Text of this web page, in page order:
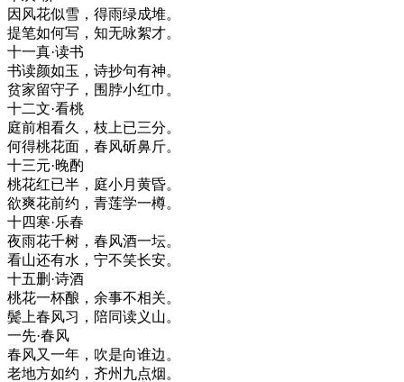
因风花似雪，得雨绿成堆。
提笔如何写，知无咏絮才。
十一真·读书
书读颜如玉，诗抄句有神。
贫家留守子，围脖小红巾。
十二文·看桃
庭前相看久，枝上已三分。
何得桃花面，春风斫鼻斤。
十三元·晚酌
桃花红已半，庭小月黄昏。
欲爽花前约，青莲学一樽。
十四寒·乐春
夜雨花千树，春风酒一坛。
看山还有水，宁不笑长安。
十五删·诗酒
桃花一杯酿，余事不相关。
鬓上春风习，陪同读义山。
一先·春风
春风又一年，吹是向谁边。
老地方如约，齐州九点烟。